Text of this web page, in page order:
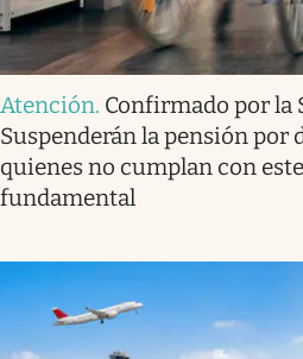
Atención. Confirmado por la
Suspenderán la pensión por
quienes no cumplan con
fundamental